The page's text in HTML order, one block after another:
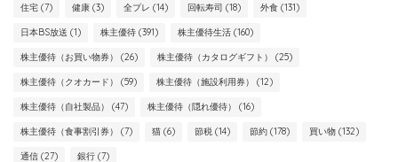
住宅 (7) 健康 (3) 全プレ (14) 回転寿司 (18) 外食 (131)
日本BS放送 (1) 株主優待 (391) 株主優待生活 (160)
株主優待（お買い物券） (26) 株主優待（カタログギフト） (25)
株主優待（クオカード） (59) 株主優待（施設利用券） (12)
株主優待（自社製品） (47) 株主優待（隠れ優待） (16)
株主優待（食事割引券） (7) 猫 (6) 節税 (14) 節約 (178) 買い物 (132)
通信 (27) 銀行 (7)